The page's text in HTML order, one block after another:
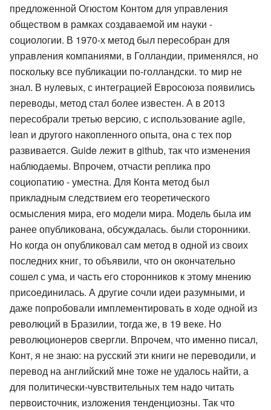
предложенной Огюстом Контом для управления
обществом в рамках создаваемой им науки -
социологии. В 1970-х метод был пересобран для
управления компаниями, в Голландии, применялся, но
поскольку все публикации по-голландски. то мир не
знал. В нулевых, с интеграцией Евросоюза появились
переводы, метод стал более известен. А в 2013
пересобрали третью версию, с использование agile,
lean и другого накопленного опыта, она с тех пор
развивается. Guide лежит в github, так что изменения
наблюдаемы. Впрочем, отчасти реплика про
социопатию - уместна. Для Конта метод был
прикладным следствием его теоретического
осмысления мира, его модели мира. Модель была им
ранее опубликована, обсуждалась. были сторонники.
Но когда он опубликовал сам метод в одной из своих
последних книг, то объявили, что он окончательно
сошел с ума, и часть его сторонников к этому мнению
присоединилась. А другие сочли идеи разумными, и
даже попробовали имплементировать в ходе одной из
революций в Бразилии, тогда же, в 19 веке. Но
революционеров свергли. Впрочем, что именно писал,
Конт, я не знаю: на русский эти книги не переводили, и
перевод на английский мне тоже не удалось найти, а
для политически-чувствительных тем надо читать
первоисточник, изложения тенденциозны. Так что